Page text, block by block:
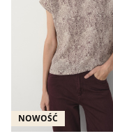
NOWOŚĆ